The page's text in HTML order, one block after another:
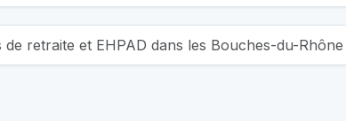
de retraite et EHPAD dans les Bouches-du-Rhône